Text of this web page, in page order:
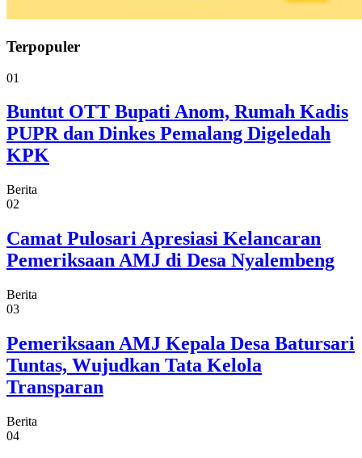
Terpopuler
01
Buntut OTT Bupati Anom, Rumah Kadis
PUPR dan Dinkes Pemalang Digeledah
KPK
Berita
02
Camat Pulosari Apresiasi Kelancaran
Pemeriksaan AMJ di Desa Nyalembeng
Berita
03
Pemeriksaan AMJ Kepala Desa Batursari
Tuntas, Wujudkan Tata Kelola
Transparan
Berita
04